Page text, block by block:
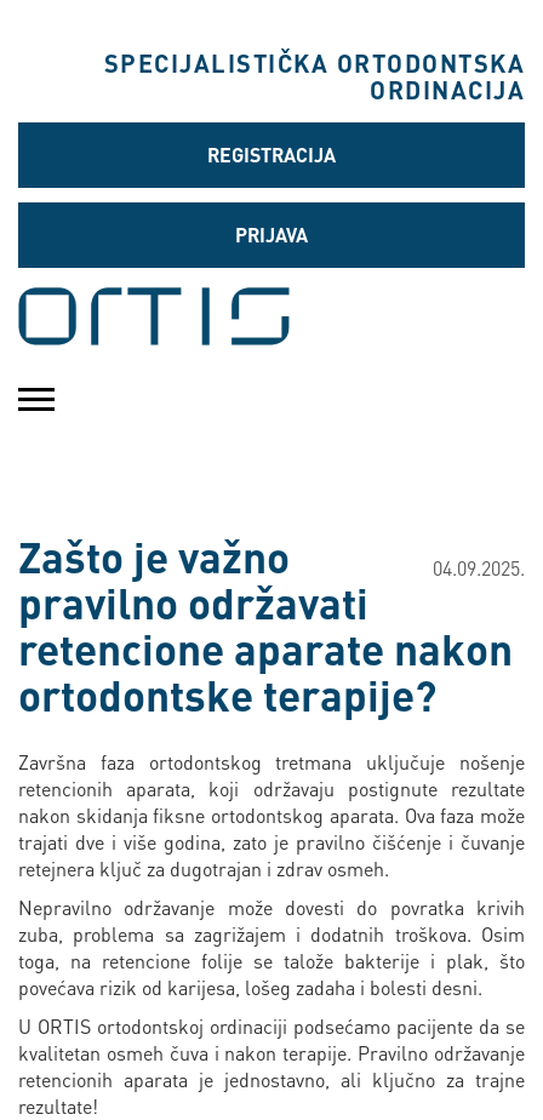
SPECIJALISTIČKA ORTODONTSKA
ORDINACIJA
REGISTRACIJA
PRIJAVA
04.09.2025.
Zašto je važno
pravilno održavati
retencione aparate nakon
ortodontske terapije?
Završna faza ortodontskog tretmana uključuje nošenje
retencionih aparata, koji održavaju postignute rezultate
nakon skidanja fiksne ortodontskog aparata. Ova faza može
trajati dve i više godina, zato je pravilno čišćenje i čuvanje
retejnera ključ za dugotrajan i zdrav osmeh.
Nepravilno održavanje može dovesti do povratka krivih
zuba, problema sa zagrižajem i dodatnih troškova. Osim
toga, na retencione folije se talože bakterije i plak, što
povećava rizik od karijesa, lošeg zadaha i bolesti desni.
U ORTIS ortodontskoj ordinaciji podsećamo pacijente da se
kvalitetan osmeh čuva i nakon terapije. Pravilno održavanje
retencionih aparata je jednostavno, ali ključno za trajne
rezultate!